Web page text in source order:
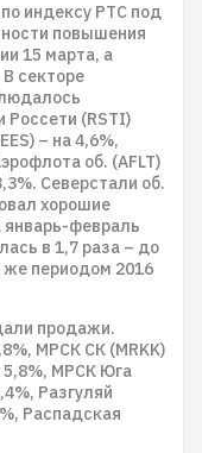
индексу РТС под
повышения
15 марта, а
секторе
Россети (RSTI)
– на 4,6%,
об. (AFLT)
Северстали об.
хорошие
февраль
в 1,7 раза – до
же периодом 2016
продажи.
МРСК СК (MRKK)
5,8%, МРСК Юга
Разгуляй
Распадская